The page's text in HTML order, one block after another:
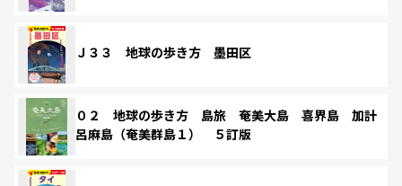
Ｊ３３ 地球の歩き方 墨田区
０２ 地球の歩き方 島旅 奄美大島 喜界島 加計
呂麻島（奄美群島１） ５訂版